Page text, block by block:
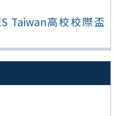
Taiwan高校校際盃